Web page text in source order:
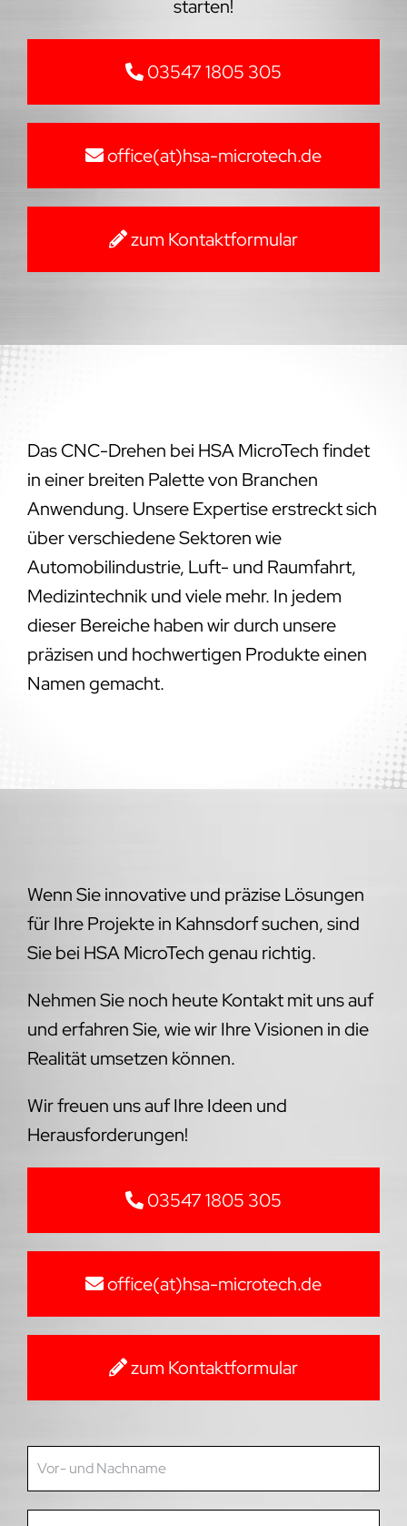
starten!
03547 1805 305
office(at)hsa-microtech.de
zum Kontaktformular
Das CNC-Drehen bei HSA MicroTech findet
in einer breiten Palette von Branchen
Anwendung. Unsere Expertise erstreckt sich
über verschiedene Sektoren wie
Automobilindustrie, Luft- und Raumfahrt,
Medizintechnik und viele mehr. In jedem
dieser Bereiche haben wir durch unsere
präzisen und hochwertigen Produkte einen
Namen gemacht.
Wenn Sie innovative und präzise Lösungen
für Ihre Projekte in Kahnsdorf suchen, sind
Sie bei HSA MicroTech genau richtig.
Nehmen Sie noch heute Kontakt mit uns auf
und erfahren Sie, wie wir Ihre Visionen in die
Realität umsetzen können.
Wir freuen uns auf Ihre Ideen und
Herausforderungen!
03547 1805 305
office(at)hsa-microtech.de
zum Kontaktformular